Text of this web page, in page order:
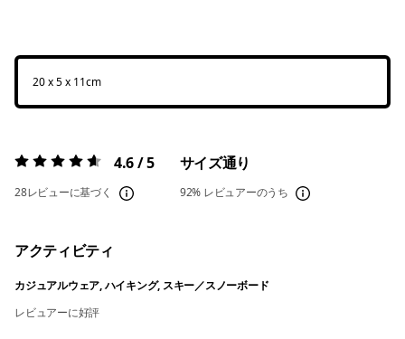
20 x 5 x 11cm
評価:4.6 / 5 4.6 / 5
28レビューに基づく
サイズ通り
92% レビュアーのうち
アクティビティ
カジュアルウェア, ハイキング, スキー／スノーボード
レビュアーに好評